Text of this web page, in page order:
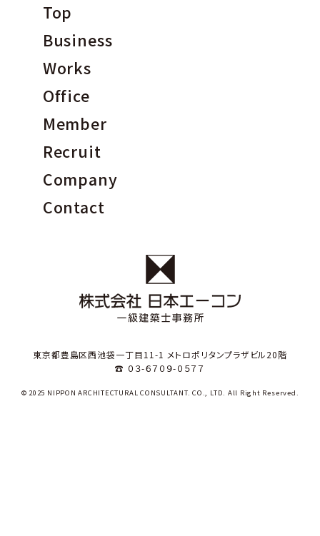
Top
Business
Works
Office
Member
Recruit
Company
Contact
東京都豊島区西池袋一丁目11-1 メトロポリタンプラザビル20階
☎ ０３-６７０９-０５７７
© 2025 NIPPON ARCHITECTURAL CONSULTANT. CO., LTD. All Right Reserved.